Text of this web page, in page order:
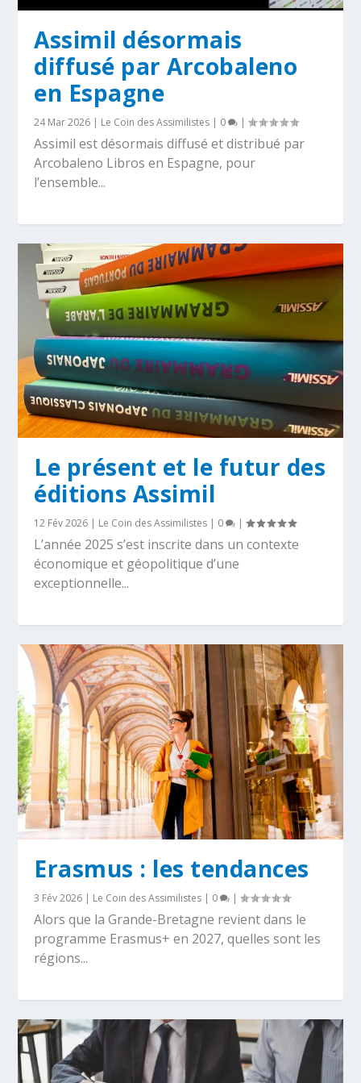
Assimil désormais
diffusé par Arcobaleno
en Espagne
24 Mar 2026 | Le Coin des Assimilistes | 0 |
Assimil est désormais diffusé et distribué par
Arcobaleno Libros en Espagne, pour
l’ensemble...
Le présent et le futur des
éditions Assimil
12 Fév 2026 | Le Coin des Assimilistes | 0 |
L’année 2025 s’est inscrite dans un contexte
économique et géopolitique d’une
exceptionnelle...
Erasmus : les tendances
3 Fév 2026 | Le Coin des Assimilistes | 0 |
Alors que la Grande-Bretagne revient dans le
programme Erasmus+ en 2027, quelles sont les
régions...